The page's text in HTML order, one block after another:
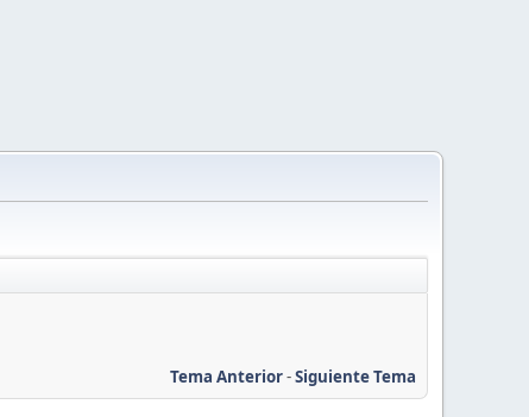
Tema Anterior-Siguiente Tema